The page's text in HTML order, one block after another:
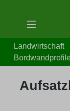
Zum Hauptinhalt
Landwirtschaft